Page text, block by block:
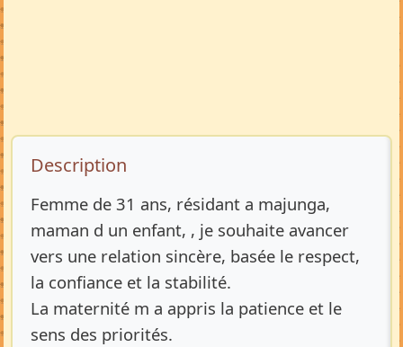
Description de l’annonce
Description
Femme de 31 ans, résidant a majunga,
maman d un enfant, , je souhaite avancer
vers une relation sincère, basée le respect,
la confiance et la stabilité.
La maternité m a appris la patience et le
sens des priorités.